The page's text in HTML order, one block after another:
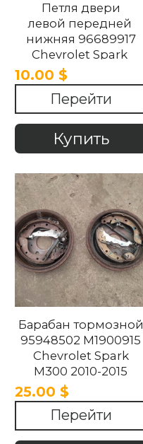
Петля двери
левой передней
нижняя 96689917
Chevrolet Spark
M300 2010-2015
10.00 $
Перейти
Купить
Барабан тормозной
95948502 M1900915
Chevrolet Spark
M300 2010-2015
25.00 $
Перейти